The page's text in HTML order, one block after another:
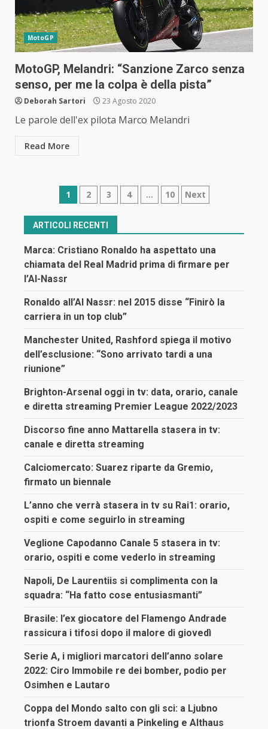
MotoGP
MotoGP, Melandri: “Sanzione Zarco senza
senso, per me la colpa è della pista”
Deborah Sartori 23 Agosto 2020
Le parole dell'ex pilota Marco Melandri
Read More
Navigazione
articoli
1 2 3 4 … 10 Next
ARTICOLI RECENTI
Marca: Cristiano Ronaldo ha aspettato una
chiamata del Real Madrid prima di firmare per
l’Al-Nassr
Ronaldo all’Al Nassr: nel 2015 disse “Finirò la
carriera in un top club”
Manchester United, Rashford spiega il motivo
dell’esclusione: “Sono arrivato tardi a una
riunione”
Brighton-Arsenal oggi in tv: data, orario, canale
e diretta streaming Premier League 2022/2023
Discorso fine anno Mattarella stasera in tv:
canale e diretta streaming
Calciomercato: Suarez riparte da Gremio,
firmato un biennale
L’anno che verrà stasera in tv su Rai1: orario,
ospiti e come seguirlo in streaming
Veglione Capodanno Canale 5 stasera in tv:
orario, ospiti e come vederlo in streaming
Napoli, De Laurentiis si complimenta con la
squadra: “Ha fatto cose entusiasmanti”
Brasile: l’ex giocatore del Flamengo Andrade
rassicura i tifosi dopo il malore di giovedì
Serie A, i migliori marcatori dell’anno solare
2022: Ciro Immobile re dei bomber, podio per
Osimhen e Lautaro
Coppa del Mondo salto con gli sci: a Ljubno
trionfa Stroem davanti a Pinkeling e Althaus